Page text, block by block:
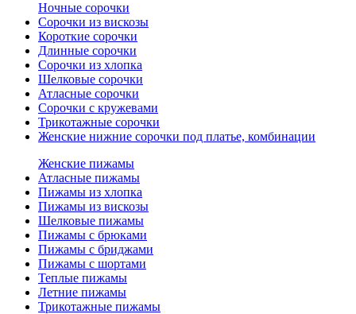
Ночные сорочки
Сорочки из вискозы
Короткие сорочки
Длинные сорочки
Сорочки из хлопка
Шелковые сорочки
Атласные сорочки
Сорочки с кружевами
Трикотажные сорочки
Женские нижние сорочки под платье, комбинации
Женские пижамы
Атласные пижамы
Пижамы из хлопка
Пижамы из вискозы
Шелковые пижамы
Пижамы с брюками
Пижамы с бриджами
Пижамы с шортами
Теплые пижамы
Летние пижамы
Трикотажные пижамы